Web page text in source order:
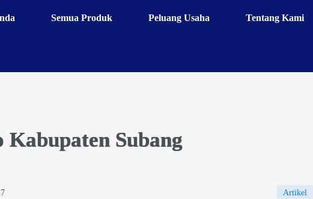
Semua Produk Peluang Usaha Tentang Kami
Kabupaten Subang
Artikel